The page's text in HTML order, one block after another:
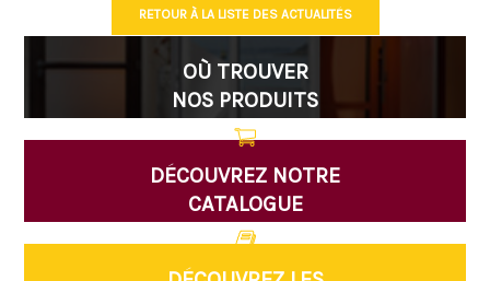
RETOUR À LA LISTE DES ACTUALITÉS
OÙ TROUVER
NOS PRODUITS
DÉCOUVREZ NOTRE
CATALOGUE